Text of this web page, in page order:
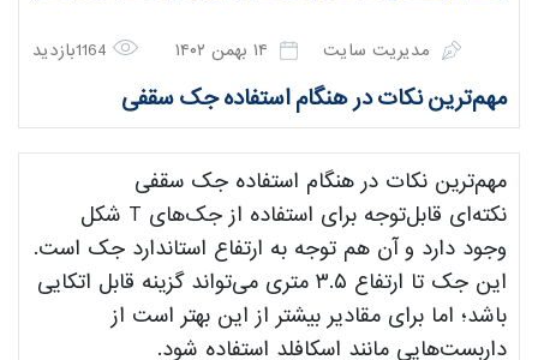
مدیریت سایت ۱۴ بهمن ۱۴۰۲
مهم‌ترین نکات در هنگام استفاده جک سقفی
مهم‌ترین نکات در هنگام استفاده جک سقفی
نکته‌ای قابل‌توجه برای استفاده از جک‌های T شکل
وجود دارد و آن ‌هم توجه به ارتفاع استاندارد جک است.
این جک تا ارتفاع ۳.۵ متری می‌تواند گزینه قابل اتکایی
باشد؛ اما برای مقادیر بیشتر از این بهتر است از
داربست‌هایی مانند اسکافلد استفاده شود.